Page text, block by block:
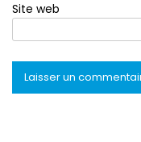
Site web